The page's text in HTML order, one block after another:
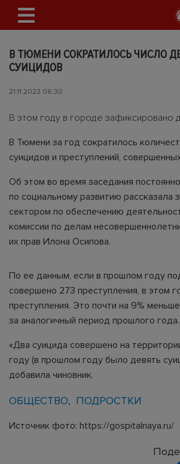
В ТЮМЕНИ СОКРАТИЛОСЬ ЧИСЛО
СУИЦИДОВ
21.11.2023 06:30
В этом году в городе зафиксировано
В Тюмени за год сократилось
суицидов и преступлений,
Об этом во время заседания
по социальному развитию рассказала
сектором по обеспечению
комиссии по делам
их прав Илона Осипова.
По ее данным, если в прошлом году
совершено 273 преступления, в этом
преступления. Это почти на 9%
за аналогичный период прошлого года.
«Два суицида совершено на
году (в прошлом году было девять
добавила чиновник.
ОБЩЕСТВО ПОДРОСТКИ
Источник фото: https://gospitalnaya.ru/